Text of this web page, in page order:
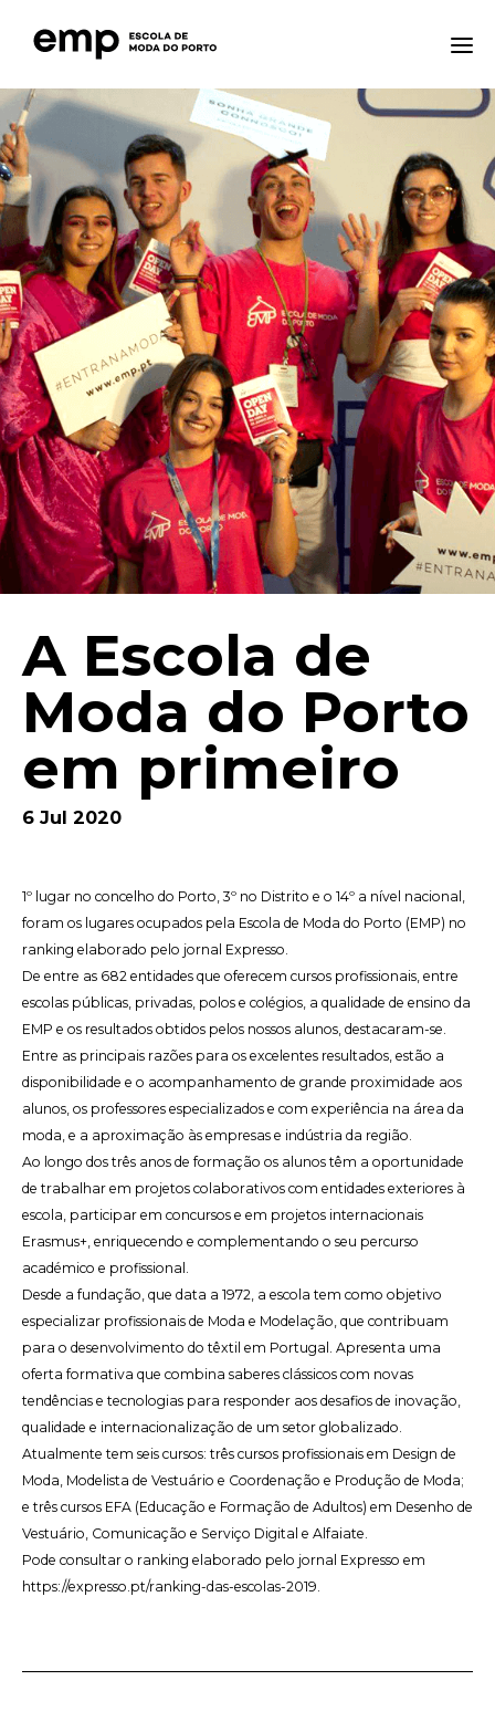
A ESCOLA
FORMAÇÕES
NOTÍCIAS
EQAVET
CTE – CENTRO TECNOLÓGICO ESPECIALIZADO
CONTACTOS
A Escola de
Moda do Porto
em primeiro
6 Jul 2020
1º lugar no concelho do Porto, 3º no Distrito e o 14º a nível nacional,
foram os lugares ocupados pela Escola de Moda do Porto (EMP) no
ranking elaborado pelo jornal Expresso.
De entre as 682 entidades que oferecem cursos profissionais, entre
escolas públicas, privadas, polos e colégios, a qualidade de ensino da
EMP e os resultados obtidos pelos nossos alunos, destacaram-se.
Entre as principais razões para os excelentes resultados, estão a
disponibilidade e o acompanhamento de grande proximidade aos
alunos, os professores especializados e com experiência na área da
moda, e a aproximação às empresas e indústria da região.
Ao longo dos três anos de formação os alunos têm a oportunidade
de trabalhar em projetos colaborativos com entidades exteriores à
escola, participar em concursos e em projetos internacionais
Erasmus+, enriquecendo e complementando o seu percurso
académico e profissional.
Desde a fundação, que data a 1972, a escola tem como objetivo
especializar profissionais de Moda e Modelação, que contribuam
para o desenvolvimento do têxtil em Portugal. Apresenta uma
oferta formativa que combina saberes clássicos com novas
tendências e tecnologias para responder aos desafios de inovação,
qualidade e internacionalização de um setor globalizado.
Atualmente tem seis cursos: três cursos profissionais em Design de
Moda, Modelista de Vestuário e Coordenação e Produção de Moda;
e três cursos EFA (Educação e Formação de Adultos) em Desenho de
Vestuário, Comunicação e Serviço Digital e Alfaiate.
Pode consultar o ranking elaborado pelo jornal Expresso em
https://expresso.pt/ranking-das-escolas-2019.